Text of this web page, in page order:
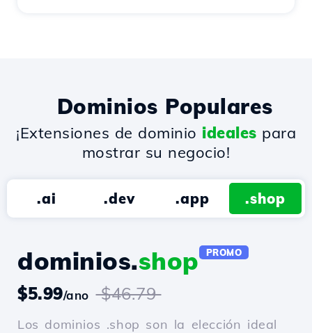
Dominios Populares
¡Extensiones de dominio ideales para
mostrar su negocio!
.ai .dev .app .shop
dominios.shop PROMO
$5.99/ano $46.79
Los dominios .shop son la elección ideal